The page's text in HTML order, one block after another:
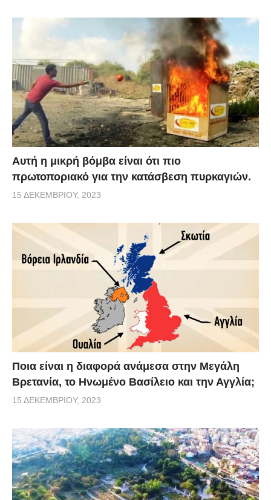
Αυτή η μικρή βόμβα είναι ότι πιο
πρωτοποριακό για την κατάσβεση πυρκαγιών.
15 ΔΕΚΕΜΒΡΊΟΥ, 2023
Ποια είναι η διαφορά ανάμεσα στην Μεγάλη
Βρετανία, το Ηνωμένο Βασίλειο και την Αγγλία;
15 ΔΕΚΕΜΒΡΊΟΥ, 2023